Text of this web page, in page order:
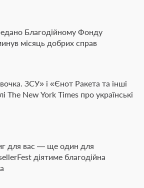
Благодійному Фонду
місяць добрих справ
ЗСУ» і «Єнот Ракета та інші
The New York Times про українські
для вас — ще один для
діятиме благодійна